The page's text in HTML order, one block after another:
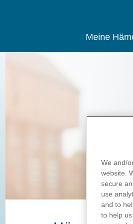
Meine
We and/
website.
secure
use
and to
to help